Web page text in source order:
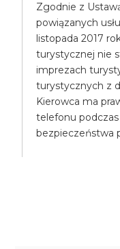
Zgodnie z
powiązanych
listopada 2017
turystycznej nie
imprezach
turystycznych z
Kierowca ma
telefonu
bezpieczeństwa